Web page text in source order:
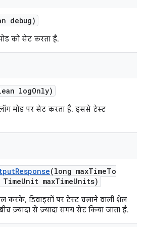
debug)
को सेट करता है.
logOnly)
मोड पर सेट करता है. इससे टेस्ट
Response(long maxTimeTo
TimeUnit maxTimeUnits)
करके, डिवाइसों पर टेस्ट चलाने वाली शेल
ज़्यादा से ज़्यादा समय सेट किया जाता है.